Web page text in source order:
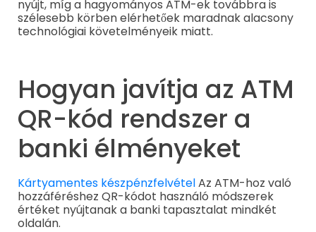
nyújt, míg a hagyományos ATM-ek továbbra is
szélesebb körben elérhetőek maradnak alacsony
technológiai követelményeik miatt.
Hogyan javítja az ATM
QR-kód rendszer a
banki élményeket
Kártyamentes készpénzfelvételAz ATM-hoz való
hozzáféréshez QR-kódot használó módszerek
értéket nyújtanak a banki tapasztalat mindkét
oldalán.